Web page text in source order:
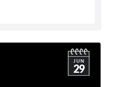
JUN
29